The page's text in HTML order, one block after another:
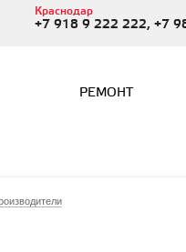
Краснодар
+7 918 9 222 222, +7
РЕМОНТ